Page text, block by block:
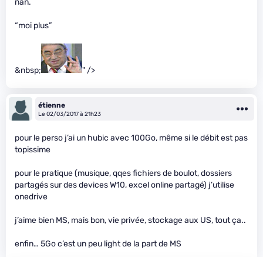
nan.
“moi plus”
&nbsp; " />
étienne
Le 02/03/2017 à 21h23
pour le perso j’ai un hubic avec 100Go, même si le débit est pas
topissime
pour le pratique (musique, qqes fichiers de boulot, dossiers
partagés sur des devices W10, excel online partagé) j’utilise
onedrive
j’aime bien MS, mais bon, vie privée, stockage aux US, tout ça..
enfin… 5Go c’est un peu light de la part de MS